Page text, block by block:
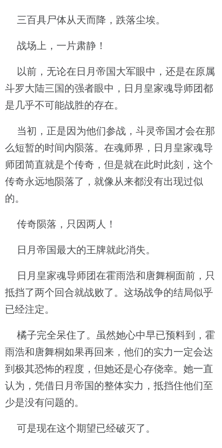
三百具尸体从天而降，跌落尘埃。
战场上，一片肃静！
以前，无论在日月帝国大军眼中，还是在原属
斗罗大陆三国的强者眼中，日月皇家魂导师团都
是几乎不可能战胜的存在。
当初，正是因为他们参战，斗灵帝国才会在那
么短暂的时间内陨落。在魂师界，日月皇家魂导
师团简直就是个传奇，但是就在此时此刻，这个
传奇永远地陨落了，就像从来都没有出现过似
的。
传奇陨落，只因两人！
日月帝国最大的王牌就此消失。
日月皇家魂导师团在霍雨浩和唐舞桐面前，只
抵挡了两个回合就战败了。这场战争的结局似乎
已经注定。
橘子完全呆住了。虽然她心中早已预料到，霍
雨浩和唐舞桐如果再回来，他们的实力一定会达
到极其恐怖的程度，但她还是心存侥幸。她一直
认为，凭借日月帝国的整体实力，抵挡住他们至
少是没有问题的。
可是现在这个期望已经破灭了。